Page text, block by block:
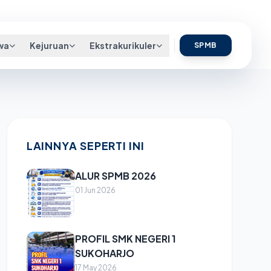
Kejuruan Ekstrakurikuler SPMB
LAINNYA SEPERTI INI
ALUR SPMB 2026
01 Jun 2026
PROFIL SMK NEGERI 1
SUKOHARJO
17 May 2026